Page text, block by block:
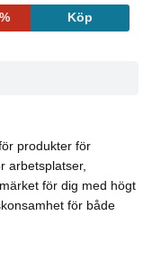
Köp
produkter för
arbetsplatser,
för dig med högt
för både